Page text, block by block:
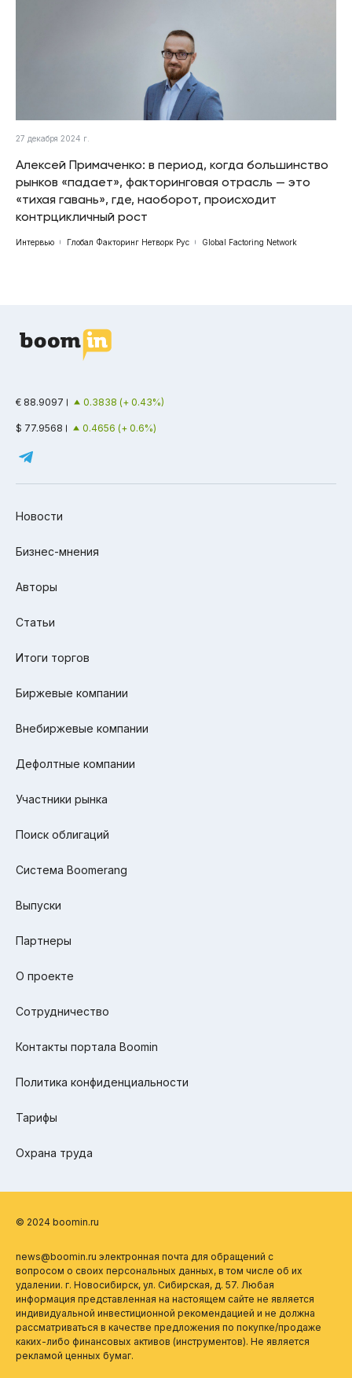
27 декабря 2024 г.
Алексей Примаченко: в период, когда большинство
рынков «падает», факторинговая отрасль — это
«тихая гавань», где, наоборот, происходит
контрцикличный рост
Интервью Глобал Факторинг Нетворк Рус Global Factoring Network
€ 88.9097 0.3838 (+ 0.43%)
$ 77.9568 0.4656 (+ 0.6%)
Новости
Бизнес-мнения
Авторы
Статьи
Итоги торгов
Биржевые компании
Внебиржевые компании
Дефолтные компании
Участники рынка
Поиск облигаций
Система Boomerang
Выпуски
Партнеры
О проекте
Сотрудничество
Контакты портала Boomin
Политика конфиденциальности
Тарифы
Охрана труда
© 2024 boomin.ru
news@boomin.ru электронная почта для обращений с
вопросом о своих персональных данных, в том числе об их
удалении. г. Новосибирск, ул. Сибирская, д. 57. Любая
информация представленная на настоящем сайте не является
индивидуальной инвестиционной рекомендацией и не должна
рассматриваться в качестве предложения по покупке/продаже
каких-либо финансовых активов (инструментов). Не является
рекламой ценных бумаг.